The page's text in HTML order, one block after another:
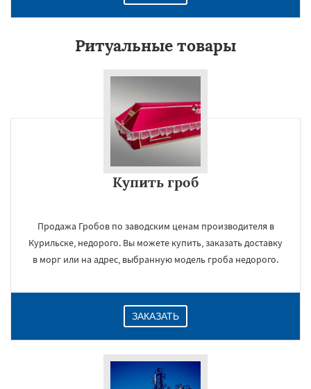
Ритуальные товары
Купить гроб
Продажа Гробов по заводским ценам производителя в
Курильске, недорого. Вы можете купить, заказать доставку
в морг или на адрес, выбранную модель гроба недорого.
ЗАКАЗАТЬ